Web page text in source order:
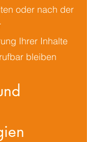
oder nach der
Ihrer Inhalte
bleiben